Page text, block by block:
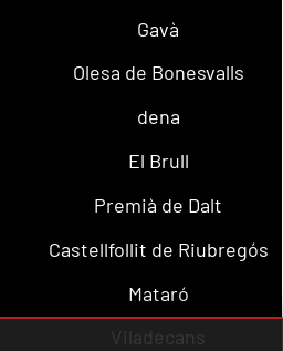
Gavà
Olesa de Bonesvalls
dena
El Brull
Premià de Dalt
Castellfollit de Riubregós
Mataró
Viladecans